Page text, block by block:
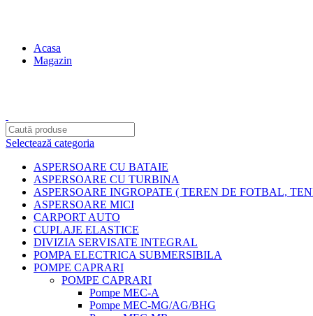
Acasa
Magazin
Selectează categoria
ASPERSOARE CU BATAIE
ASPERSOARE CU TURBINA
ASPERSOARE INGROPATE ( TEREN DE FOTBAL,
ASPERSOARE MICI
CARPORT AUTO
CUPLAJE ELASTICE
DIVIZIA SERVISATE INTEGRAL
POMPA ELECTRICA SUBMERSIBILA
POMPE CAPRARI
POMPE CAPRARI
Pompe MEC-A
Pompe MEC-MG/AG/BHG